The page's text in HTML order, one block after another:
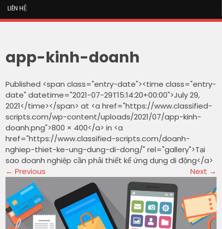
LIÊN HỆ
app-kinh-doanh
Published <span class="entry-date"><time class="entry-
date" datetime="2021-07-29T15:14:20+00:00">July 29,
2021</time></span> at <a href="https://www.classified-
scripts.com/wp-content/uploads/2021/07/app-kinh-
doanh.png">800 × 400</a> in <a
href="https://www.classified-scripts.com/doanh-
nghiep-thiet-ke-ung-dung-di-dong/" rel="gallery">Tại
sao doanh nghiệp cần phải thiết kế ứng dụng di động</a>
← Previous Next →